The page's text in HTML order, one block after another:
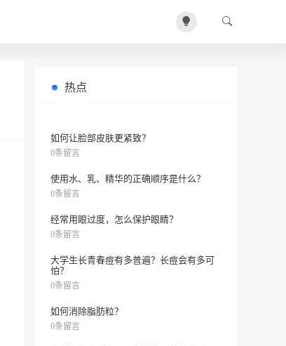
热点
如何让脸部皮肤更紧致？
0条留言
使用水、乳、精华的正确顺序是什么？
0条留言
经常用眼过度，怎么保护眼睛？
0条留言
大学生长青春痘有多普遍？长痘会有多可
怕？
0条留言
如何消除脂肪粒？
0条留言